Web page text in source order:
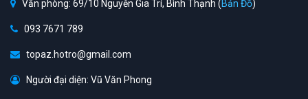
Văn phòng: 69/10 Nguyễn Gia Trí, Bình Thạnh (Bản Đồ)
093 7671 789
topaz.hotro@gmail.com
Người đại diện: Vũ Văn Phong